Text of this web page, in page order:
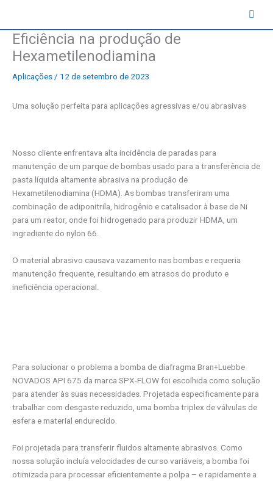
o
conteúdo
Eficiência na produção de
Hexametilenodiamina
Aplicações / 12 de setembro de 2023
Uma solução perfeita para aplicações agressivas e/ou abrasivas
Nosso cliente enfrentava alta incidência de paradas para
manutenção de um parque de bombas usado para a transferência de
pasta líquida altamente abrasiva na produção de
Hexametilenodiamina (HDMA). As bombas transferiram uma
combinação de adiponitrila, hidrogênio e catalisador à base de Ni
para um reator, onde foi hidrogenado para produzir HDMA, um
ingrediente do nylon 66.
O material abrasivo causava vazamento nas bombas e requeria
manutenção frequente, resultando em atrasos do produto e
ineficiência operacional.
Para solucionar o problema a bomba de diafragma Bran+Luebbe
NOVADOS API 675 da marca SPX-FLOW foi escolhida como solução
para atender às suas necessidades. Projetada especificamente para
trabalhar com desgaste reduzido, uma bomba triplex de válvulas de
esfera e material endurecido.
Foi projetada para transferir fluidos altamente abrasivos. Como
nossa solução incluía velocidades de curso variáveis, a bomba foi
otimizada para processar eficientemente a polpa – e rapidamente a